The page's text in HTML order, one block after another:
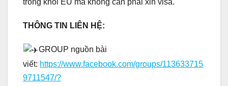
trong khối EU mà không cần phải xin visa.
THÔNG TIN LIÊN HỆ:
GROUP nguồn bài
viết: https://www.facebook.com/groups/113633715
9711547/?